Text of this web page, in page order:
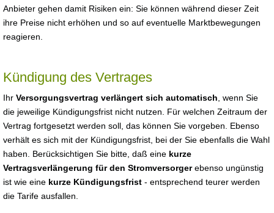
Anbieter gehen damit Risiken ein: Sie können während dieser Zeit
ihre Preise nicht erhöhen und so auf eventuelle Marktbewegungen
reagieren.
Kündigung des Vertrages
Ihr Versorgungsvertrag verlängert sich automatisch , wenn Sie
die jeweilige Kündigungsfrist nicht nutzen. Für welchen Zeitraum der
Vertrag fortgesetzt werden soll, das können Sie vorgeben. Ebenso
verhält es sich mit der Kündigungsfrist, bei der Sie ebenfalls die Wahl
haben. Berücksichtigen Sie bitte, daß eine kurze
Vertragsverlängerung für den Stromversorgerebenso ungünstig
ist wie eine kurze Kündigungsfrist - entsprechend teurer werden
die Tarife ausfallen.